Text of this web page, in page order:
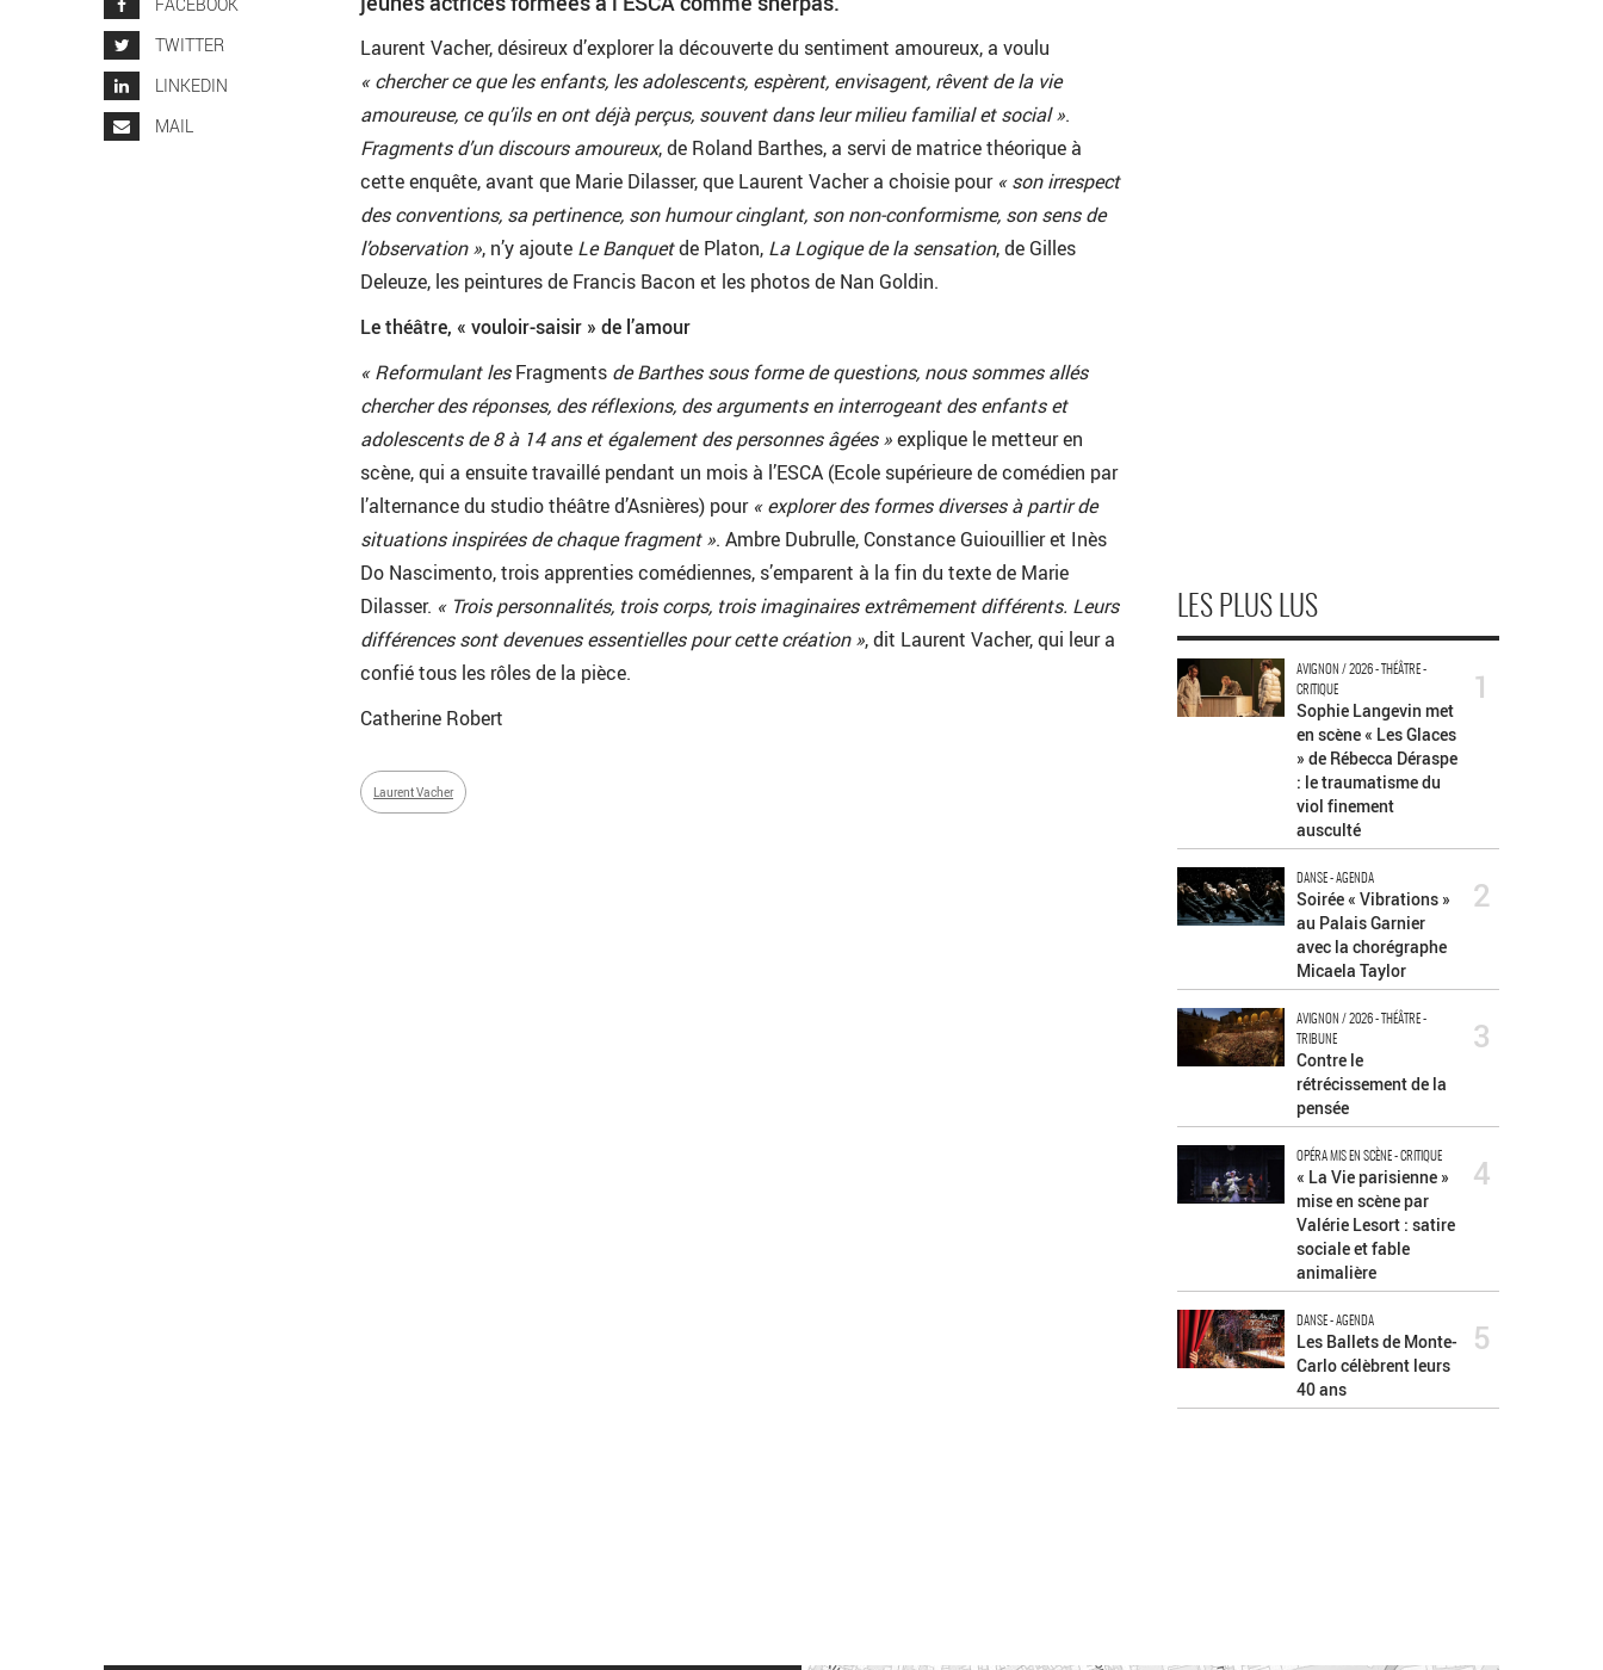
TWITTER
LINKEDIN
MAIL
Laurent Vacher, désireux d’explorer la découverte du sentiment amoureux, a voulu
« chercher ce que les enfants, les adolescents, espèrent, envisagent, rêvent de la vie
amoureuse, ce qu’ils en ont déjà perçus, souvent dans leur milieu familial et social ».
Fragments d’un discours amoureux, de Roland Barthes, a servi de matrice théorique à
cette enquête, avant que Marie Dilasser, que Laurent Vacher a choisie pour « son irrespect
des conventions, sa pertinence, son humour cinglant, son non-conformisme, son sens de
l’observation », n’y ajoute Le Banquetde Platon, La Logique de la sensation, de Gilles
Deleuze, les peintures de Francis Bacon et les photos de Nan Goldin.
Le théâtre, « vouloir-saisir » de l’amour
« Reformulant lesFragments de Barthes sous forme de questions, nous sommes allés
chercher des réponses, des réflexions, des arguments en interrogeant des enfants et
adolescents de 8 à 14 ans et également des personnes âgées »explique le metteur en
scène, qui a ensuite travaillé pendant un mois à l’ESCA (Ecole supérieure de comédien par
l’alternance du studio théâtre d’Asnières) pour « explorer des formes diverses à partir de
situations inspirées de chaque fragment ». Ambre Dubrulle, Constance Guiouillier et Inès
Do Nascimento, trois apprenties comédiennes, s’emparent à la fin du texte de Marie
Dilasser. « Trois personnalités, trois corps, trois imaginaires extrêmement différents. Leurs
différences sont devenues essentielles pour cette création », dit Laurent Vacher, qui leur a
confié tous les rôles de la pièce.
Catherine Robert
Laurent Vacher
LES PLUS LUS
AVIGNON / 2026 - THÉÂTRE -
CRITIQUE
Sophie Langevin met
en scène « Les Glaces
» de Rébecca Déraspe
: le traumatisme du
viol finement
ausculté
1
DANSE - AGENDA
Soirée « Vibrations »
au Palais Garnier
avec la chorégraphe
Micaela Taylor
2
AVIGNON / 2026 - THÉÂTRE -
TRIBUNE
Contre le
rétrécissement de la
pensée
3
OPÉRA MIS EN SCÈNE - CRITIQUE
« La Vie parisienne »
mise en scène par
Valérie Lesort : satire
sociale et fable
animalière
4
DANSE - AGENDA
Les Ballets de Monte-
Carlo célèbrent leurs
40 ans
5